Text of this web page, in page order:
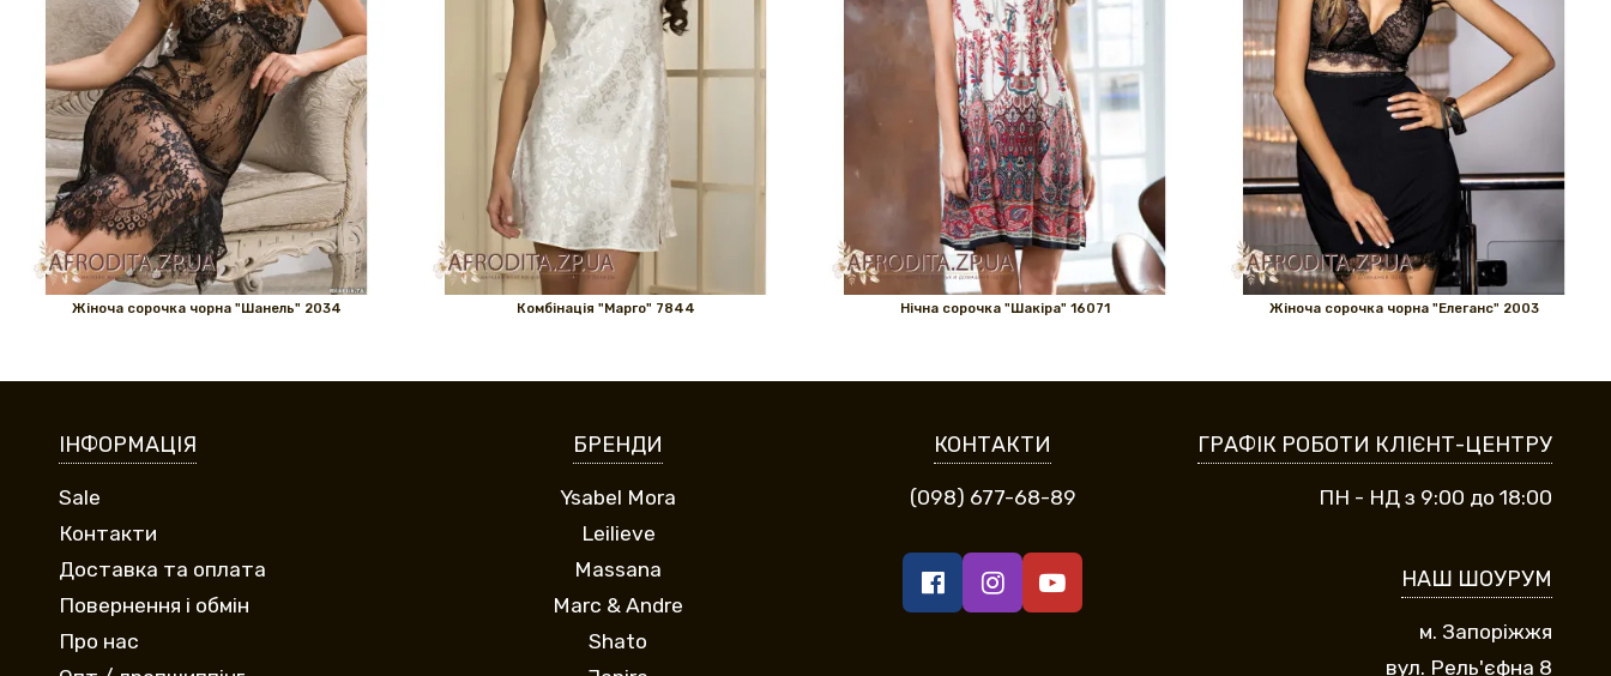
Жіноча сорочка чорна "Шанель" 2034 Комбінація "Марго" 7844 Нічна сорочка "Шакіра" 16071 Жіноча сорочка чорна "Елеганс" 2003
ІНФОРМАЦІЯ
Sale
Контакти
Доставка та оплата
Повернення і обмін
Про нас
БРЕНДИ
Ysabel Mora
Leilieve
Massana
Marc & Andre
Shato
КОНТАКТИ
(098) 677-68-89
ГРАФІК РОБОТИ КЛІЄНТ-ЦЕНТРУ
ПН - НД з 9:00 до 18:00
НАШ ШОУРУМ
м. Запоріжжя
вул. Рель'єфна 8